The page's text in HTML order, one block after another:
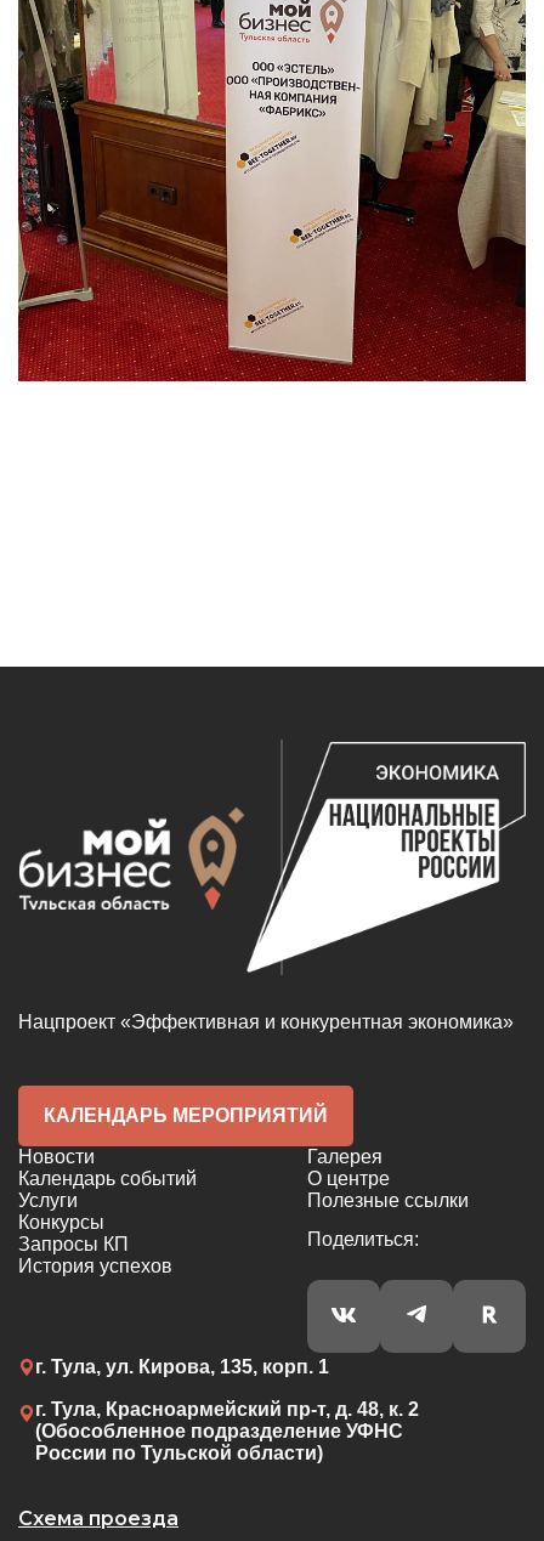
Нацпроект «Эффективная и конкурентная экономика»
КАЛЕНДАРЬ МЕРОПРИЯТИЙ
Новости
Календарь событий
Услуги
Конкурсы
Запросы КП
История успехов
Галерея
О центре
Полезные ссылки
Поделиться:
г. Тула, ул. Кирова, 135, корп. 1
г. Тула, Красноармейский пр-т, д. 48, к. 2
(Обособленное подразделение УФНС
России по Тульской области)
Схема проезда